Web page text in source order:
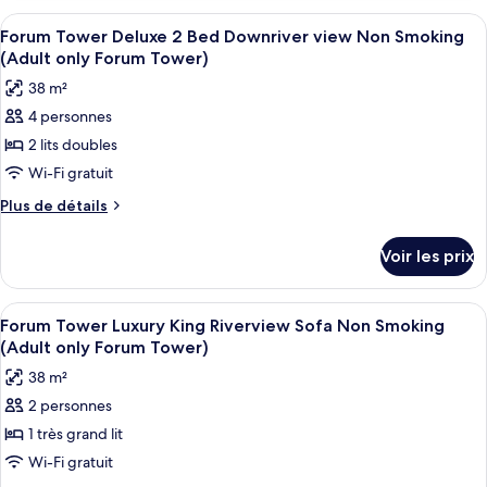
Deluxe
King
Downriver
view
Non
Smoking
(Adult
only
Forum
type
de
chambre
Forum
Tower
Deluxe
Downriver
view
Smoking
Tower)
Afficher
toutes
les
photos
pour
ce
type
de
Tower
Deluxe
2
Bed
Downriver
view
Non
Smoking
(Adult
Une chambre d’hôtel avec deux lits,
4
Forum Tower Deluxe 2 Bed Downriver view Non Smoking
(Adult only Forum Tower)
38 m²
4 personnes
2 lits doubles
Wi-Fi gratuit
Plus de détails
Plus
le
type
de
chambre
Forum
Tower
Deluxe
Bed
Downriver
Voir les prix
Afficher
toutes
les
photos
pour
ce
type
Une chambre d’hôtel avec un
4
Forum Tower Luxury King Riverview Sofa Non Smoking
(Adult only Forum Tower)
38 m²
2 personnes
1 très grand lit
Wi-Fi gratuit